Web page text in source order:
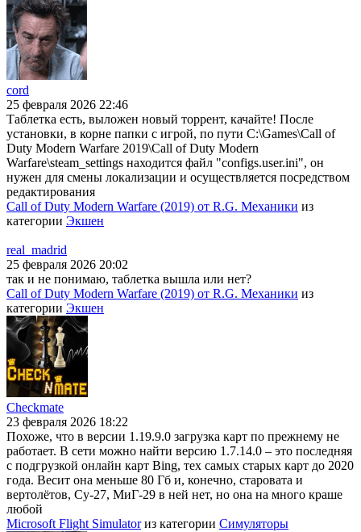
cord
25 февраля 2026 22:46
Таблетка есть, выложен новый торрент, качайте! После
установки, в корне папки с игрой, по пути C:\Games\Call of
Duty Modern Warfare 2019\Call of Duty Modern
Warfare\steam_settings находится файл "configs.user.ini", он
нужен для смены локализации и осуществляется посредством
редактирования
Call of Duty Modern Warfare (2019) от R.G. Механики из
категории Экшен
real_madrid
25 февраля 2026 20:02
так и не понимаю, таблетка вышла или нет?
Call of Duty Modern Warfare (2019) от R.G. Механики из
категории Экшен
Checkmate
23 февраля 2026 18:22
Похоже, что в версии 1.19.9.0 загрузка карт по прежнему не
работает. В сети можно найти версию 1.7.14.0 – это последняя
с подгрузкой онлайн карт Bing, тех самых старых карт до 2020
года. Весит она меньше 80 Гб и, конечно, старовата и
вертолётов, Су-27, МиГ-29 в ней нет, но она на много краше
любой
Microsoft Flight Simulatorиз категории Симуляторы